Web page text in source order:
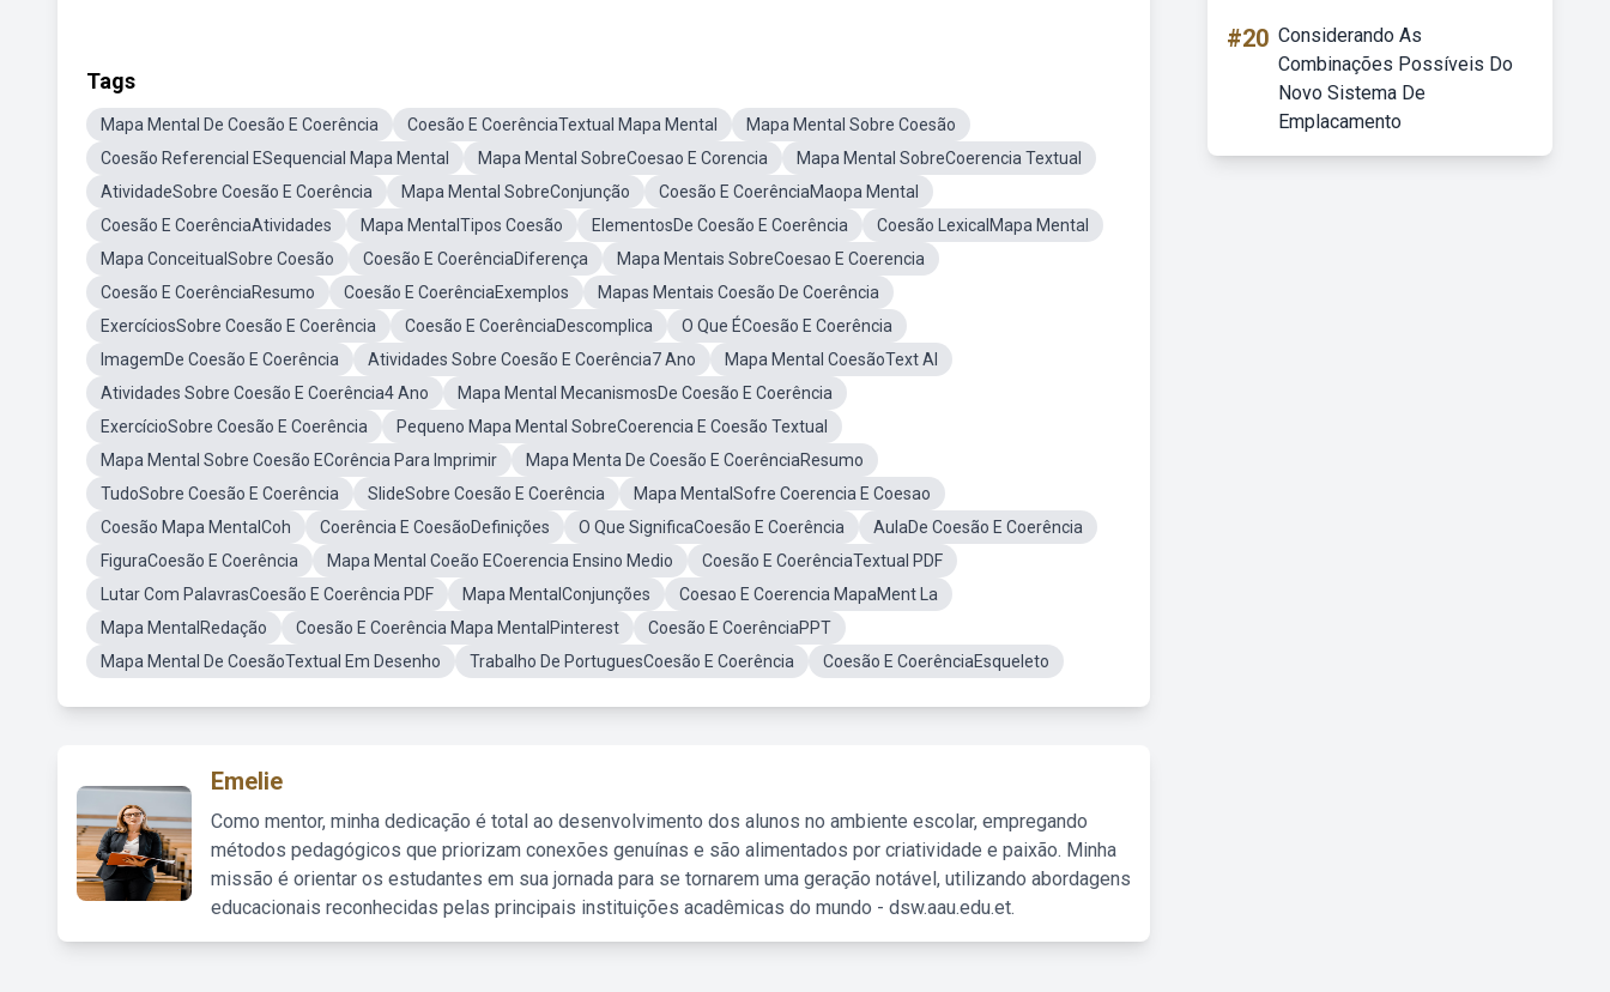
Tags
Mapa Mental De Coesão E Coerência Coesão E CoerênciaTextual Mapa Mental
Mapa Mental Sobre Coesão
Coesão Referencial ESequencial Mapa Mental
Mapa Mental SobreCoesao E Corencia
Mapa Mental SobreCoerencia Textual
AtividadeSobre Coesão E Coerência
Mapa Mental SobreConjunção
Coesão E CoerênciaMaopa Mental
Coesão E CoerênciaAtividades
Mapa MentalTipos Coesão ElementosDe Coesão E Coerência
Coesão LexicalMapa Mental
Mapa ConceitualSobre Coesão
Coesão E CoerênciaDiferença
Mapa Mentais SobreCoesao E Coerencia
Coesão E CoerênciaResumo
Coesão E CoerênciaExemplos
Mapas Mentais Coesão De Coerência
ExercíciosSobre Coesão E Coerência
Coesão E CoerênciaDescomplica
O Que ÉCoesão E Coerência
ImagemDe Coesão E Coerência
Atividades Sobre Coesão E Coerência7 Ano
Mapa Mental CoesãoText Al
Atividades Sobre Coesão E Coerência4 Ano
Mapa Mental MecanismosDe Coesão E Coerência
ExercícioSobre Coesão E Coerência
Pequeno Mapa Mental SobreCoerencia E Coesão Textual
Mapa Mental Sobre Coesão ECorência Para Imprimir
Mapa Menta De Coesão E CoerênciaResumo
TudoSobre Coesão E Coerência
SlideSobre Coesão E Coerência
Mapa MentalSofre Coerencia E Coesao
Coesão Mapa MentalCoh
Coerência E CoesãoDefinições O Que SignificaCoesão E Coerência
AulaDe Coesão E Coerência
FiguraCoesão E Coerência
Mapa Mental Coeão ECoerencia Ensino Medio
Coesão E CoerênciaTextual PDF
Lutar Com PalavrasCoesão E Coerência PDF
Mapa MentalConjunções
Coesao E Coerencia MapaMent La
Mapa MentalRedação
Coesão E Coerência Mapa MentalPinterest
Coesão E CoerênciaPPT
Mapa Mental De CoesãoTextual Em Desenho
Trabalho De PortuguesCoesão E Coerência Coesão E CoerênciaEsqueleto
Emelie
Como mentor, minha dedicação é total ao desenvolvimento dos alunos no ambiente escolar, empregando
métodos pedagógicos que priorizam conexões genuínas e são alimentados por criatividade e paixão. Minha
missão é orientar os estudantes em sua jornada para se tornarem uma geração notável, utilizando abordagens
educacionais reconhecidas pelas principais instituições acadêmicas do mundo - dsw.aau.edu.et.
#20 Considerando As
Combinações Possíveis Do
Novo Sistema De
Emplacamento